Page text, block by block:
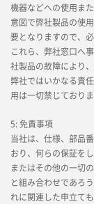
機器などへの使用ま
意図で弊社製品の使
要となりますので、
これら、弊社窓口へ
社製品の故障により
弊社ではいかなる責
用は一切禁じておりま
5: 免責事項
当社は、仕様、部品
おり、何らの保証を
またはその他の一切
と組み合わせであろ
れに関連した申立て